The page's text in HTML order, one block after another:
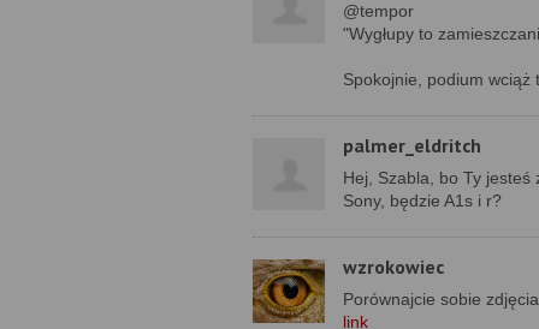
@tempor
"Wygłupy to
Spokojnie, podium wciąż
palmer_eldritch
Hej, Szabla, bo Ty jesteś
Sony, będzie A1s i r?
wzrokowiec
Porównajcie sobie
link